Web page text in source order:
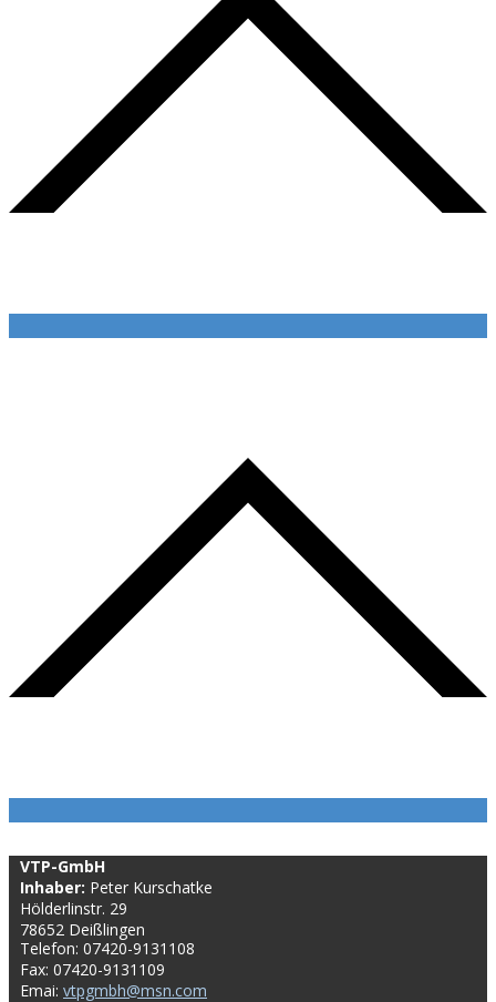
VTP-GmbH
Inhaber: Peter Kurschatke
Hölderlinstr. 29
78652 Deißlingen
Telefon: 07420-9131108
Fax: 07420-9131109
Emai: vtpgmbh@msn.com